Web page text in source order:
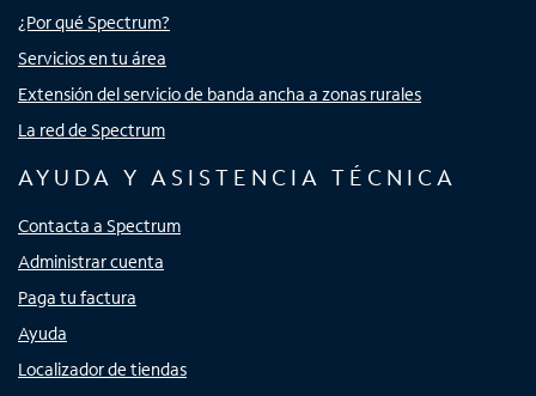
¿Por qué Spectrum?
Servicios en tu área
Extensión del servicio de banda ancha a zonas rurales
La red de Spectrum
AYUDA Y ASISTENCIA TÉCNICA
Contacta a Spectrum
Administrar cuenta
Paga tu factura
Ayuda
Localizador de tiendas